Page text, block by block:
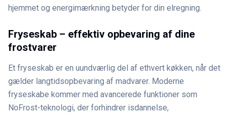
hjemmet og energimærkning betyder for din elregning.
Fryseskab – effektiv opbevaring af dine
frostvarer
Et fryseskab er en uundværlig del af ethvert køkken, når det
gælder langtidsopbevaring af madvarer. Moderne
fryseskabe kommer med avancerede funktioner som
NoFrost-teknologi, der forhindrer isdannelse,